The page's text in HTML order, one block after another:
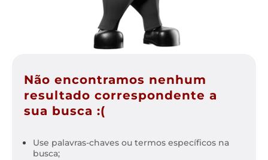
Não encontramos nenhum
resultado correspondente a
sua busca :(
Use palavras-chaves ou termos específicos na
busca;